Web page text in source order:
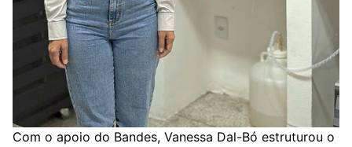
Com o apoio do Bandes, Vanessa Dal-Bó estruturou o